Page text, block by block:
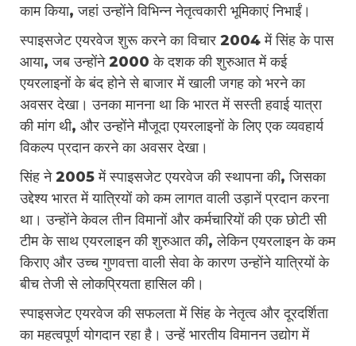
काम किया, जहां उन्होंने विभिन्न नेतृत्वकारी भूमिकाएं निभाईं।
स्पाइसजेट एयरवेज शुरू करने का विचार 2004 में सिंह के पास
आया, जब उन्होंने 2000 के दशक की शुरुआत में कई
एयरलाइनों के बंद होने से बाजार में खाली जगह को भरने का
अवसर देखा। उनका मानना था कि भारत में सस्ती हवाई यात्रा
की मांग थी, और उन्होंने मौजूदा एयरलाइनों के लिए एक व्यवहार्य
विकल्प प्रदान करने का अवसर देखा।
सिंह ने 2005 में स्पाइसजेट एयरवेज की स्थापना की, जिसका
उद्देश्य भारत में यात्रियों को कम लागत वाली उड़ानें प्रदान करना
था। उन्होंने केवल तीन विमानों और कर्मचारियों की एक छोटी सी
टीम के साथ एयरलाइन की शुरुआत की, लेकिन एयरलाइन के कम
किराए और उच्च गुणवत्ता वाली सेवा के कारण उन्होंने यात्रियों के
बीच तेजी से लोकप्रियता हासिल की।
स्पाइसजेट एयरवेज की सफलता में सिंह के नेतृत्व और दूरदर्शिता
का महत्वपूर्ण योगदान रहा है। उन्हें भारतीय विमानन उद्योग में